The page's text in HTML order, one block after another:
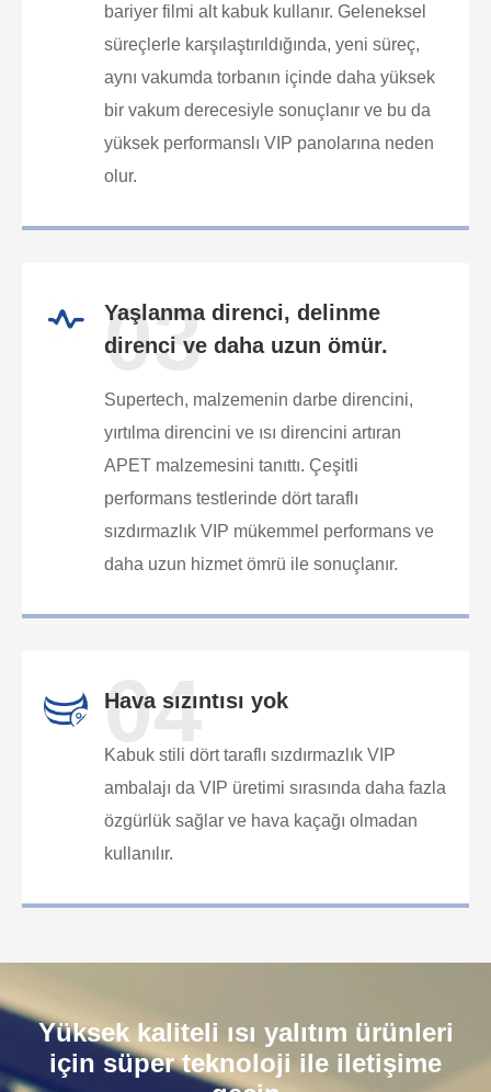
bariyer filmi alt kabuk kullanır. Geleneksel
süreçlerle karşılaştırıldığında, yeni süreç,
aynı vakumda torbanın içinde daha yüksek
bir vakum derecesiyle sonuçlanır ve bu da
yüksek performanslı VIP panolarına neden
olur.
Yaşlanma direnci, delinme
direnci ve daha uzun ömür.
03
Supertech, malzemenin darbe direncini,
yırtılma direncini ve ısı direncini artıran
APET malzemesini tanıttı. Çeşitli
performans testlerinde dört taraflı
sızdırmazlık VIP mükemmel performans ve
daha uzun hizmet ömrü ile sonuçlanır.
Hava sızıntısı yok
04
Kabuk stili dört taraflı sızdırmazlık VIP
ambalajı da VIP üretimi sırasında daha fazla
özgürlük sağlar ve hava kaçağı olmadan
kullanılır.
Yüksek kaliteli ısı yalıtım ürünleri
için süper teknoloji ile iletişime